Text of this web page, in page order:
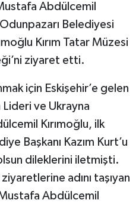
Abdülcemil
Odunpazarı Belediyesi
Kırım Tatar Müzesi
ziyaret etti.
için Eskişehir’e gelen
Lideri ve Ukrayna
Kırımoğlu, ilk
Başkanı Kazım Kurt’u
dileklerini iletmişti.
adını taşıyan
Abdülcemil